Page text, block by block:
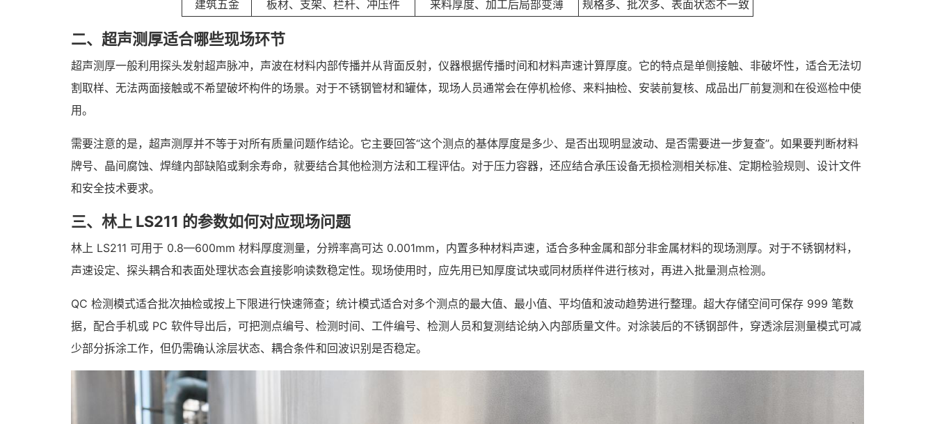
建筑五金
板材、支架、栏杆、冲压件 来料厚度、加工后局部变薄 规格多、批次多、表面状态不一致
二、超声测厚适合哪些现场环节
超声测厚一般利用探头发射超声脉冲，声波在材料内部传播并从背面反射，仪器根据传播时间和材料声速计算厚度。它的特点是单侧接触、非破坏性，适合无法切
割取样、无法两面接触或不希望破坏构件的场景。对于不锈钢管材和罐体，现场人员通常会在停机检修、来料抽检、安装前复核、成品出厂前复测和在役巡检中使
用。
需要注意的是，超声测厚并不等于对所有质量问题作结论。它主要回答“这个测点的基体厚度是多少、是否出现明显波动、是否需要进一步复查”。如果要判断材料
牌号、晶间腐蚀、焊缝内部缺陷或剩余寿命，就要结合其他检测方法和工程评估。对于压力容器，还应结合承压设备无损检测相关标准、定期检验规则、设计文件
和安全技术要求。
三、林上 LS211 的参数如何对应现场问题
林上 LS211 可用于 0.8—600mm 材料厚度测量，分辨率高可达 0.001mm，内置多种材料声速，适合多种金属和部分非金属材料的现场测厚。对于不锈钢材料，
声速设定、探头耦合和表面处理状态会直接影响读数稳定性。现场使用时，应先用已知厚度试块或同材质样件进行核对，再进入批量测点检测。
QC 检测模式适合批次抽检或按上下限进行快速筛查；统计模式适合对多个测点的最大值、最小值、平均值和波动趋势进行整理。超大存储空间可保存 999 笔数
据，配合手机或 PC 软件导出后，可把测点编号、检测时间、工件编号、检测人员和复测结论纳入内部质量文件。对涂装后的不锈钢部件，穿透涂层测量模式可减
少部分拆涂工作，但仍需确认涂层状态、耦合条件和回波识别是否稳定。